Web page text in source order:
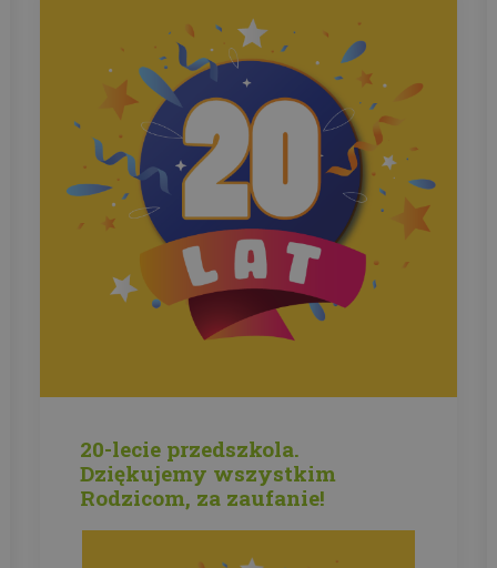
20-lecie przedszkola.
Dziękujemy wszystkim
Rodzicom, za zaufanie!